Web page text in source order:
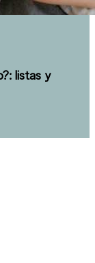
listas y